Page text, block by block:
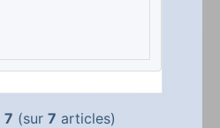
7 (sur 7 articles)